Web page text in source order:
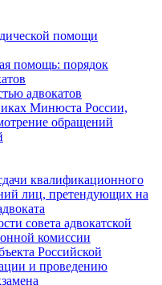
помощи
помощь: порядок
адвокатов
Минюста России,
обращений
квалификационного
лиц, претендующих на
совета адвокатской
комиссии
Российской
и проведению